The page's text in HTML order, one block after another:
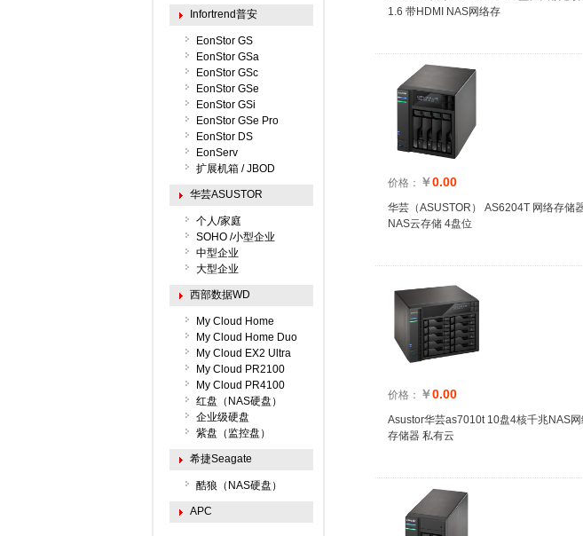
1.6 带HDMI NAS网络存
价格： ￥0.00
华芸（ASUSTOR） AS6204T 网络存储
NAS云存储 4盘位
价格： ￥0.00
Asustor华芸as7010t 10盘4核千兆NAS网
存储器 私有云
Infortrend普安
EonStor GS
EonStor GSa
EonStor GSc
EonStor GSe
EonStor GSi
EonStor GSe Pro
EonStor DS
EonServ
扩展机箱 / JBOD
华芸ASUSTOR
个人/家庭
SOHO /小型企业
中型企业
大型企业
西部数据WD
My Cloud Home
My Cloud Home Duo
My Cloud EX2 Ultra
My Cloud PR2100
My Cloud PR4100
红盘（NAS硬盘）
企业级硬盘
紫盘（监控盘）
希捷Seagate
酷狼（NAS硬盘）
APC